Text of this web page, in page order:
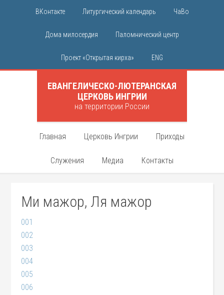
ВКонтакте Литургический календарь ЧаВо
Дома милосердия Паломнический центр
Проект «Открытая кирха» ENG
ЕВАНГЕЛИЧЕСКО-ЛЮТЕРАНСКАЯ
ЦЕРКОВЬ ИНГРИИ
на территории России
Главная Церковь Ингрии Приходы
Служения Медиа Контакты
Ми мажор, Ля мажор
001
002
003
004
005
006